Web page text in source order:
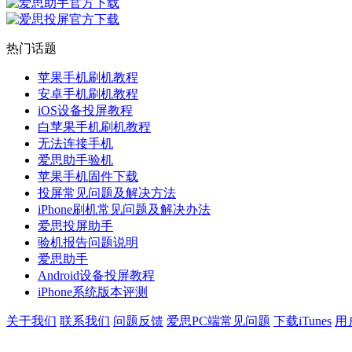
热门话题
苹果手机刷机教程
安卓手机刷机教程
iOS设备投屏教程
白苹果手机刷机教程
无法连接手机
爱思助手验机
苹果手机固件下载
投屏常见问题及解决方法
iPhone刷机常见问题及解决办法
爱思投屏助手
验机报告问题说明
爱思助手
Android设备投屏教程
iPhone系统版本评测
关于我们 联系我们 问题反馈 爱思PC端常见问题 下载iTunes 用